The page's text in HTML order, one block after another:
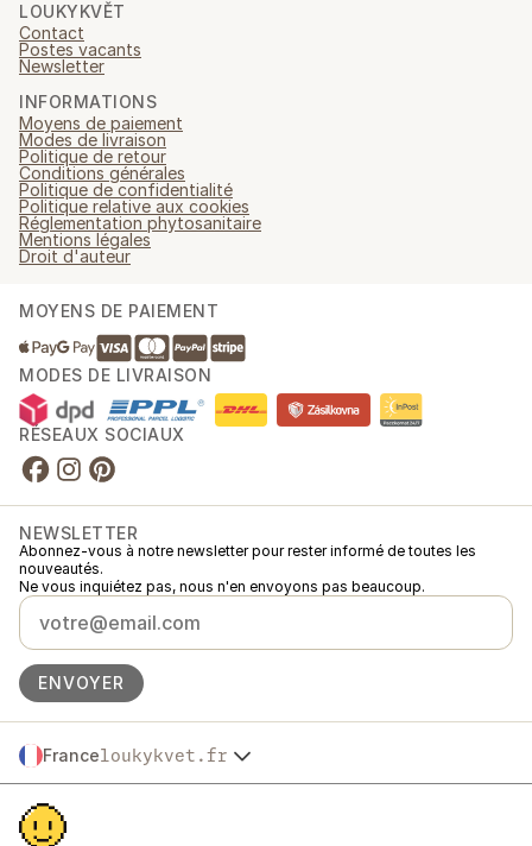
LOUKYKVĚT
Contact
Postes vacants
Newsletter
INFORMATIONS
Moyens de paiement
Modes de livraison
Politique de retour
Conditions générales
Politique de confidentialité
Politique relative aux cookies
Réglementation phytosanitaire
Mentions légales
Droit d'auteur
MOYENS DE PAIEMENT
MODES DE LIVRAISON
RÉSEAUX SOCIAUX
NEWSLETTER
Abonnez-vous à notre newsletter pour rester informé de toutes les
nouveautés.
Ne vous inquiétez pas, nous n'en envoyons pas beaucoup.
ENVOYER
Franceloukykvet.fr
Česko
Slovensko
Polska
Loukykvět s.r.o. est immatriculée au Registre du Commerce du Tribunal
municipal de Prague, section C, dossier 268616.